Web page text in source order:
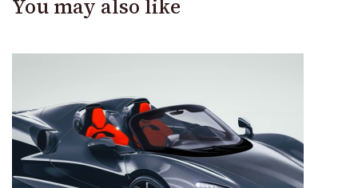
You may also like